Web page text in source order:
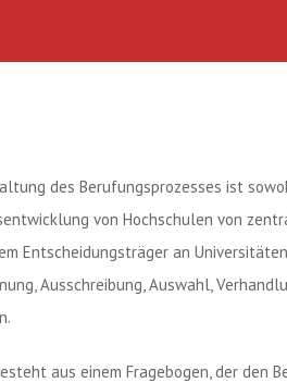
des Berufungsprozesses ist
von Hochschulen von
Entscheidungsträger an
Ausschreibung, Auswahl,
aus einem Fragebogen, der den